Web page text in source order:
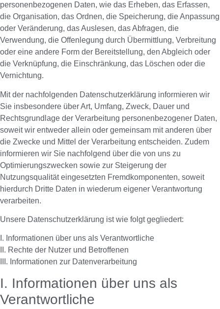
personenbezogenen Daten, wie das Erheben, das Erfassen,
die Organisation, das Ordnen, die Speicherung, die Anpassung
oder Veränderung, das Auslesen, das Abfragen, die
Verwendung, die Offenlegung durch Übermittlung, Verbreitung
oder eine andere Form der Bereitstellung, den Abgleich oder
die Verknüpfung, die Einschränkung, das Löschen oder die
Vernichtung.
Mit der nachfolgenden Datenschutzerklärung informieren wir
Sie insbesondere über Art, Umfang, Zweck, Dauer und
Rechtsgrundlage der Verarbeitung personenbezogener Daten,
soweit wir entweder allein oder gemeinsam mit anderen über
die Zwecke und Mittel der Verarbeitung entscheiden. Zudem
informieren wir Sie nachfolgend über die von uns zu
Optimierungszwecken sowie zur Steigerung der
Nutzungsqualität eingesetzten Fremdkomponenten, soweit
hierdurch Dritte Daten in wiederum eigener Verantwortung
verarbeiten.
Unsere Datenschutzerklärung ist wie folgt gegliedert:
I. Informationen über uns als Verantwortliche
II. Rechte der Nutzer und Betroffenen
III. Informationen zur Datenverarbeitung
I. Informationen über uns als
Verantwortliche